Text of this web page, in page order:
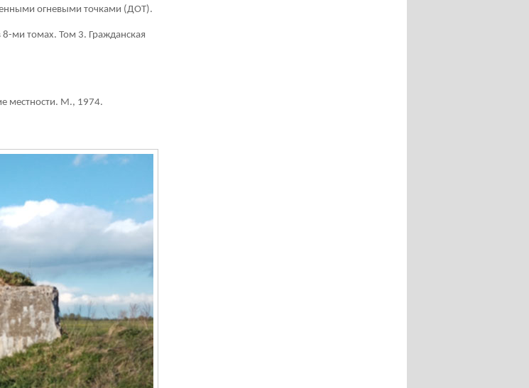
огневыми точками (ДОТ).
ми томах. Том 3. Гражданская
местности. М., 1974.